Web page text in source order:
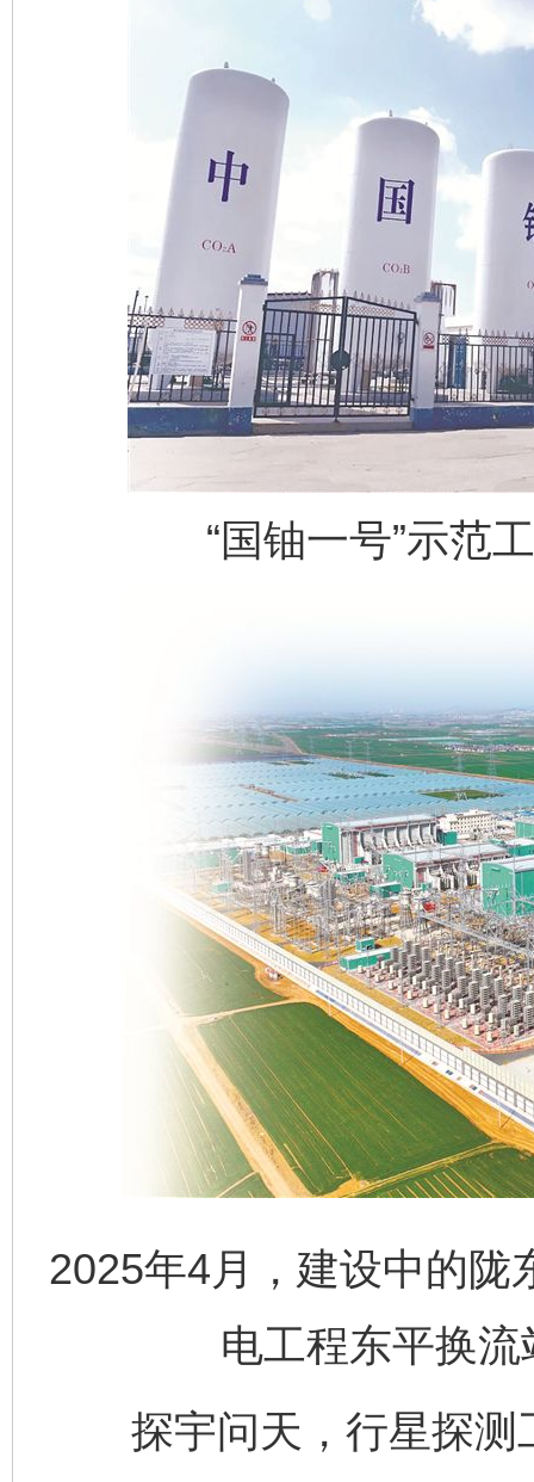
“国铀一号”示范
2025年4月，建设中的
电工程东平换
探宇问天，行星探测